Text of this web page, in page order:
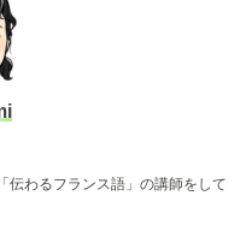
伝わるフランス語」の講師をして